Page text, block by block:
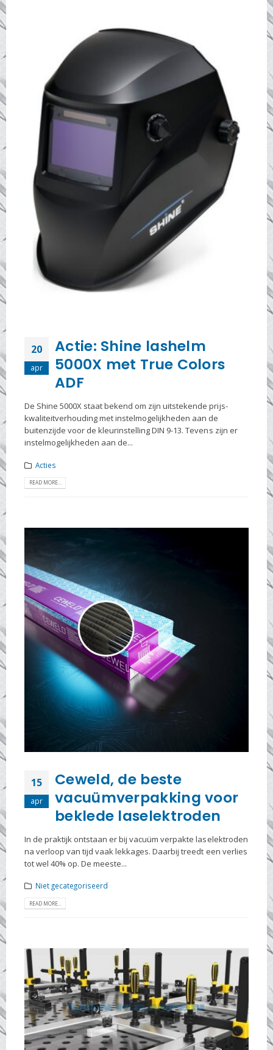
20
apr
Actie: Shine lashelm
5000X met True Colors
ADF
De Shine 5000X staat bekend om zijn uitstekende prijs-
kwaliteitverhouding met instelmogelijkheden aan de
buitenzijde voor de kleurinstelling DIN 9-13. Tevens zijn er
instelmogelijkheden aan de...
Acties
READ MORE...
15
apr
Ceweld, de beste
vacuümverpakking voor
beklede laselektroden
In de praktijk ontstaan er bij vacuüm verpakte laselektroden
na verloop van tijd vaak lekkages. Daarbij treedt een verlies
tot wel 40% op. De meeste...
Niet gecategoriseerd
READ MORE...